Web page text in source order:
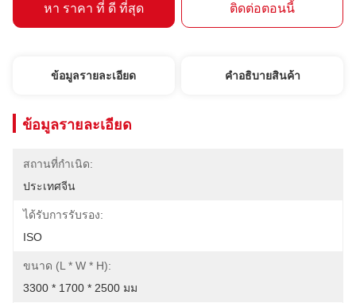
หา ราคา ที่ ดี ที่สุด ติดต่อตอนนี้
ข้อมูลรายละเอียด คําอธิบายสินค้า
ข้อมูลรายละเอียด
สถานที่กำเนิด:
ประเทศจีน
ได้รับการรับรอง:
ISO
ขนาด (L * W * H):
3300 * 1700 * 2500 มม